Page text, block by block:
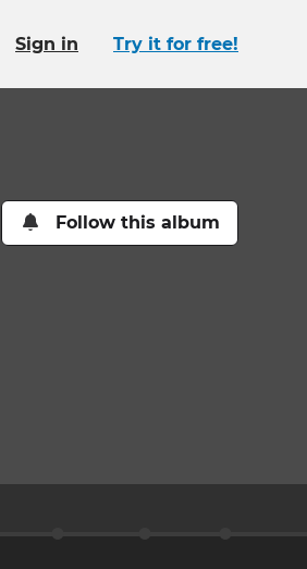
Sign in Try it for free!
Follow this album